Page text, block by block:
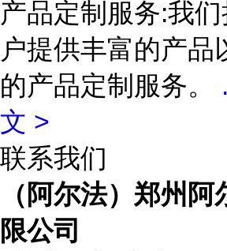
产品定制服务:我
户提供丰富的产品
的产品定制服务。
文 >
联系我们
（阿尔法）郑州
限公司